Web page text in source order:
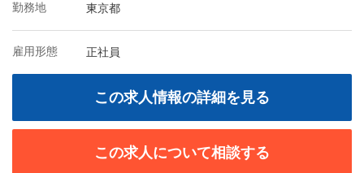
勤務地 東京都
雇用形態 正社員
この求人情報の詳細を見る
この求人について相談する